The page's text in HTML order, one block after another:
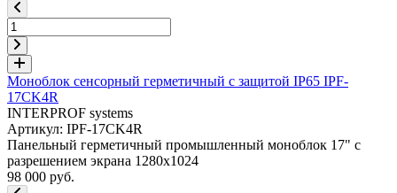
Моноблок сенсорный герметичный с защитой IP65 IPF-
17CK4R
INTERPROF systems
Артикул: IPF-17CK4R
Панельный герметичный промышленный моноблок 17" с
разрешением экрана 1280x1024
98 000 руб.